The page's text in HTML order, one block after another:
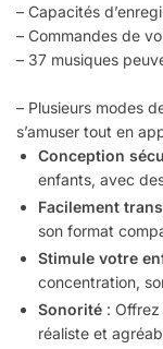
– Capacités
– Commandes de
– 37 musiques
– Plusieurs modes
s’amuser tout en
Conception
enfants, avec
Facilement
son format
Stimule votre
concentration,
Sonorité :
réaliste et